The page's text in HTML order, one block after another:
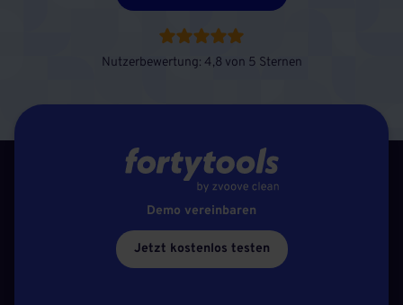
Nutzerbewertung: 4,8 von 5 Sternen
Demo vereinbaren
Jetzt kostenlos testen